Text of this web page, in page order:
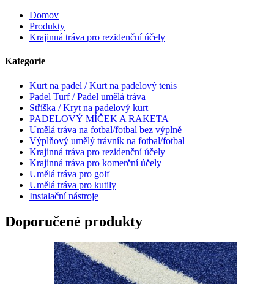
Domov
Produkty
Krajinná tráva pro rezidenční účely
Kategorie
Kurt na padel / Kurt na padelový tenis
Padel Turf / Padel umělá tráva
Stříška / Kryt na padelový kurt
PADELOVÝ MÍČEK A RAKETA
Umělá tráva na fotbal/fotbal bez výplně
Výplňový umělý trávník na fotbal/fotbal
Krajinná tráva pro rezidenční účely
Krajinná tráva pro komerční účely
Umělá tráva pro golf
Umělá tráva pro kutily
Instalační nástroje
Doporučené produkty